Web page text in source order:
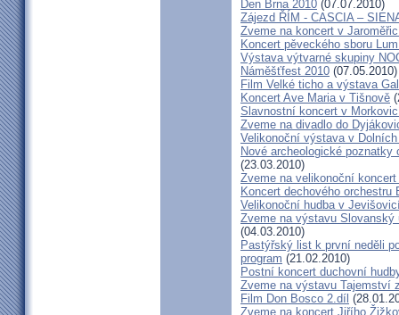
Den Brna 2010 (07.07.2010)
Zájezd ŘÍM - CASCIA –
Zveme na koncert v
Koncert pěveckého sboru
Výstava výtvarné skupiny
Náměšťfest 2010 (07.05.2010)
Film Velké ticho a výstava
Koncert Ave Maria v Tišnově
Slavnostní koncert v
Zveme na divadlo do
Velikonoční výstava v
Nové archeologické
(23.03.2010)
Zveme na velikonoční
Koncert dechového orchestru
Velikonoční hudba v
Zveme na výstavu
(04.03.2010)
Pastýřský list k první neděli
program (21.02.2010)
Postní koncert duchovní
Zveme na výstavu Tajemství
Film Don Bosco 2.díl
Zveme na koncert Jiřího